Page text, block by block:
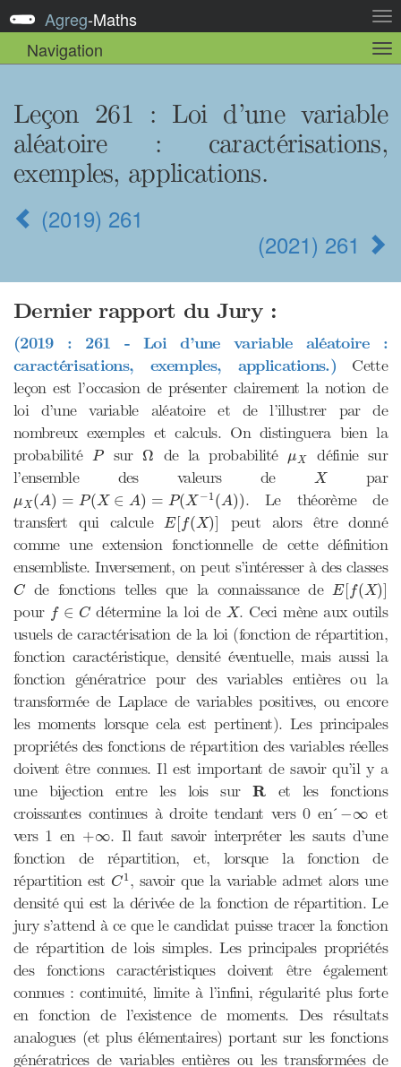
la
Agreg-Maths
Navigation
la
Leçon 261 : Loi d’une variable
aléatoire : caractérisations,
exemples, applications.
(2019) 261
(2021) 261
Dernier rapport du Jury :
(2019 : 261 - Loi d’une variable aléatoire :
caractérisations, exemples, applications.) Cette
leçon est l’occasion de présenter clairement la notion de
loi d’une variable aléatoire et de l’illustrer par de
nombreux exemples et calculs. On distinguera bien la
probabilité P
PsurΩ
Ω de la probabilité μX
μ X définie sur
l’ensemble des valeurs deX
Xpar
μX (A) = P(X ∈ A) = P(X −1 (A))
( A) (X ∈ =P −1(A ) )
. Le théorème de
transfert qui calculeE[f(X)]
E[f(X)]
peut alors être donné
comme une extension fonctionnelle de cette définition
ensembliste. Inversement, on peut s’intéresser à des classes
C
Cde fonctions telles que la connaissance deE[ f(X)]
E[f (X)]
pour f ∈ C
f∈C détermine la loi de X
X. Ceci mène aux outils
usuels de caractérisation de la loi (fonction de répartition,
fonction caractéristique, densité éventuelle, mais aussi la
fonction génératrice pour des variables entières ou la
transformée de Laplace de variables positives, ou encore
les moments lorsque cela est pertinent). Les principales
propriétés des fonctions de répartition des variables réelles
doivent être connues. Il est important de savoir qu’il y a
une bijection entre les lois sur R
Ret les fonctions
croissantes continues à droite tendant vers 0 en ́ −∞
∞
et
vers 1 en +∞
+ ∞ . Il faut savoir interpréter les sauts d’une
fonction de répartition, et, lorsque la fonction de
répartition est C1
C1 , savoir que la variable admet alors une
densité qui est la dérivée de la fonction de répartition. Le
jury s’attend à ce que le candidat puisse tracer la fonction
de répartition de lois simples. Les principales propriétés
des fonctions caractéristiques doivent être également
connues : continuité, limite à l’infini, régularité plus forte
en fonction de l’existence de moments. Des résultats
analogues (et plus élémentaires) portant sur les fonctions
génératrices de variables entières ou les transformées de